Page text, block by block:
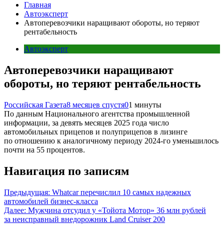
Главная
Автоэксперт
Автоперевозчики наращивают обороты, но теряют
рентабельность
Автоэксперт
Автоперевозчики наращивают
обороты, но теряют рентабельность
Российская Газета8 месяцев спустя01 минуты
По данным Национального агентства промышленной
информации, за девять месяцев 2025 года число
автомобильных прицепов и полуприцепов в лизинге
по отношению к аналогичному периоду 2024-го уменьшилось
почти на 55 процентов.
Навигация по записям
Предыдущая: Whatсar перечислил 10 самых надежных
автомобилей бизнес-класса
Далее: Мужчина отсудил у «Тойота Мотор» 36 млн рублей
за неисправный внедорожник Land Cruiser 200